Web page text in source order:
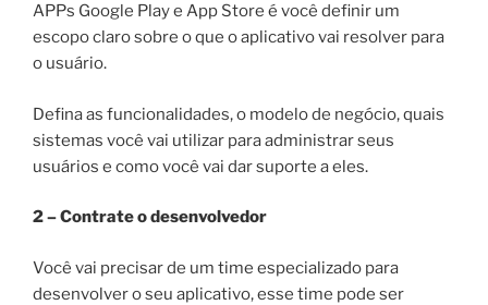
APPs Google Play e App Store é você definir um
escopo claro sobre o que o aplicativo vai resolver para
o usuário.
Defina as funcionalidades, o modelo de negócio, quais
sistemas você vai utilizar para administrar seus
usuários e como você vai dar suporte a eles.
2 – Contrate o desenvolvedor
Você vai precisar de um time especializado para
desenvolver o seu aplicativo, esse time pode ser